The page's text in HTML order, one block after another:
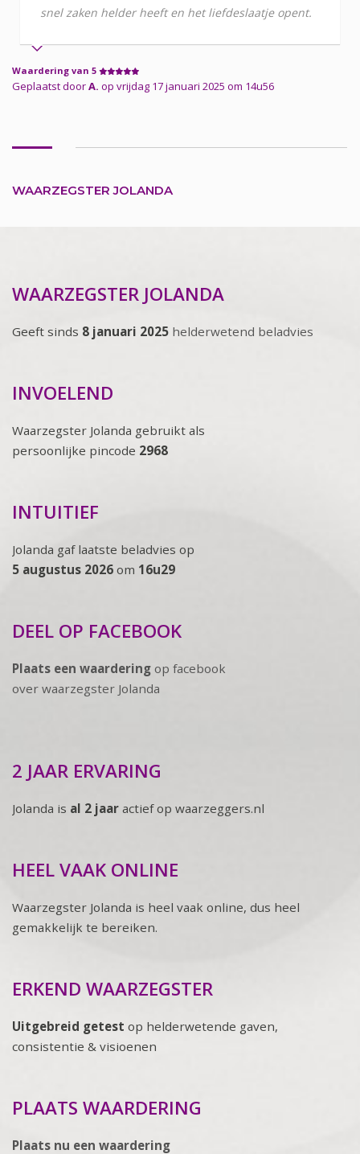
snel zaken helder heeft en het liefdeslaatje opent.
Waardering van 5
Geplaatst doorA. op vrijdag 17 januari 2025 om 14u56
WAARZEGSTER JOLANDA
WAARZEGSTER JOLANDA
Geeft sinds 8 januari 2025 helderwetend beladvies
INVOELEND
Waarzegster Jolanda gebruikt als
persoonlijke pincode 2968
INTUITIEF
Jolanda gaf laatste beladvies op
5 augustus 2026 om 16u29
DEEL OP FACEBOOK
Plaats een waardering op facebook
over waarzegster Jolanda
2 JAAR ERVARING
Jolanda is al 2 jaar actief op waarzeggers.nl
HEEL VAAK ONLINE
Waarzegster Jolanda is heel vaak online, dus heel
gemakkelijk te bereiken.
ERKEND WAARZEGSTER
Uitgebreid getest op helderwetende gaven,
consistentie & visioenen
PLAATS WAARDERING
Plaats nu een waardering